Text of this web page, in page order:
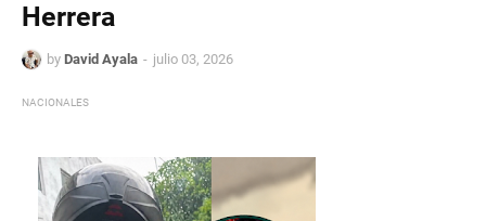
Herrera
by David Ayala julio 03, 2026
NACIONALES